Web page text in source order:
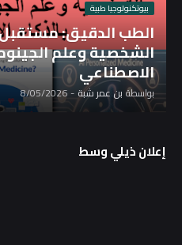
بيوتكنولوجيا طبية
الطب الدقيق: مستقبل
الشخصية وعلم
الاصطناعي
بواسطة بن عمر شبة -
8/05/2026
إعلان ذيلي وسط